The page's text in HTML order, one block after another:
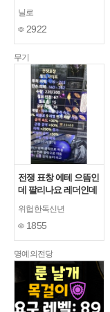
닐로
2922
무기
전쟁 표창 에테 으뜸인
데 팔리나요 레더인데
위헙한독신년
1855
명예의전당